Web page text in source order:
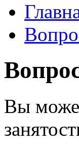
Вы